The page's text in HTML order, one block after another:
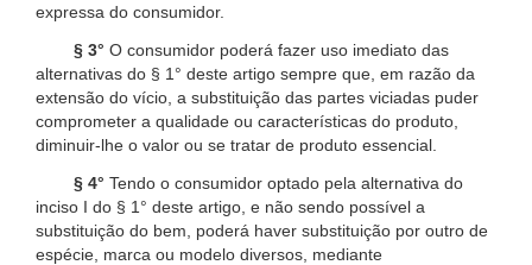
expressa do consumidor.
§ 3° O consumidor poderá fazer uso imediato das
alternativas do § 1° deste artigo sempre que, em razão da
extensão do vício, a substituição das partes viciadas puder
comprometer a qualidade ou características do produto,
diminuir-lhe o valor ou se tratar de produto essencial.
§ 4° Tendo o consumidor optado pela alternativa do
inciso I do § 1° deste artigo, e não sendo possível a
substituição do bem, poderá haver substituição por outro de
espécie, marca ou modelo diversos, mediante